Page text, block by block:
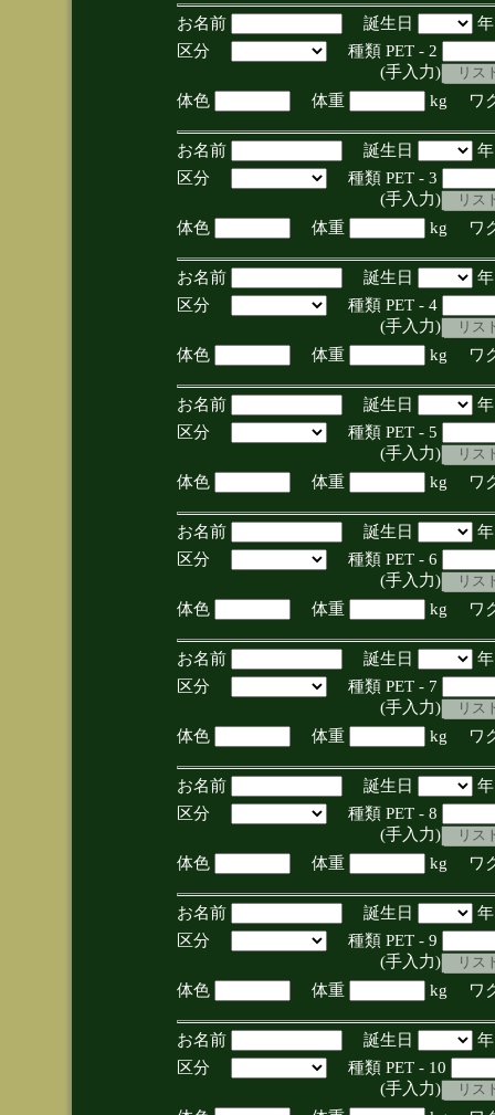
お名前 誕生日
区分
種類 PET - 2
(手入力)
体色
体重 kg ワ
お名前 誕生日
区分
種類 PET - 3
(手入力)
体色
体重 kg ワ
お名前 誕生日
区分
種類 PET - 4
(手入力)
体色
体重 kg ワ
お名前 誕生日
区分
種類 PET - 5
(手入力)
体色
体重 kg ワ
お名前 誕生日
区分
種類 PET - 6
(手入力)
体色
体重 kg ワ
お名前 誕生日
区分
種類 PET - 7
(手入力)
体色
体重 kg ワ
お名前 誕生日
区分
種類 PET - 8
(手入力)
体色
体重 kg ワ
お名前 誕生日
区分
種類 PET - 9
(手入力)
体色
体重 kg ワ
お名前 誕生日
区分
種類 PET - 10
(手入力)